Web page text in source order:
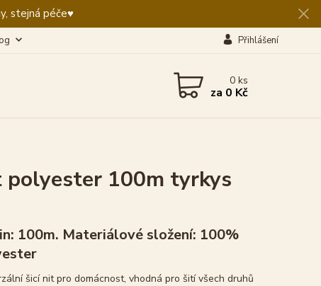
stejná péče♥️
Přihlášení
0ks
za 0 Kč
100m tyrkys
100m. Materiálové složení: 100%
šicí nit pro domácnost, vhodná pro šití všech druhů